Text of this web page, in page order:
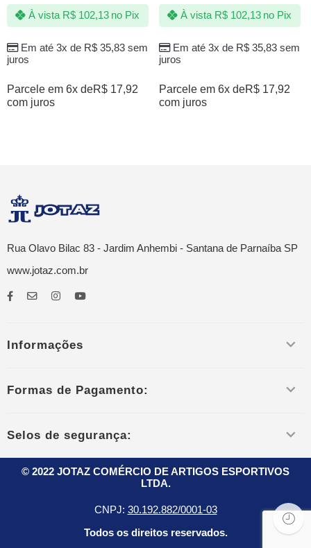
Em até 3x de R$35,83sem
juros
À vista R$102,13 no Pix
Parcele em 6x deR$ 17,92
com juros
Em até 3x de R$35,83sem
juros
À vista R$102,13 no Pix
Parcele em 6x deR$ 17,92
com juros
Rua Olavo Bilac 83 - Jardim Anhembi - Santana de Parnaíba SP
www.jotaz.com.br
Informações
Formas de Pagamento:
Selos de segurança:
© 2022 JOTAZ COMÉRCIO DE ARTIGOS ESPORTIVOS
LTDA.
CNPJ: 30.192.882/0001-03
Todos os direitos reservados.